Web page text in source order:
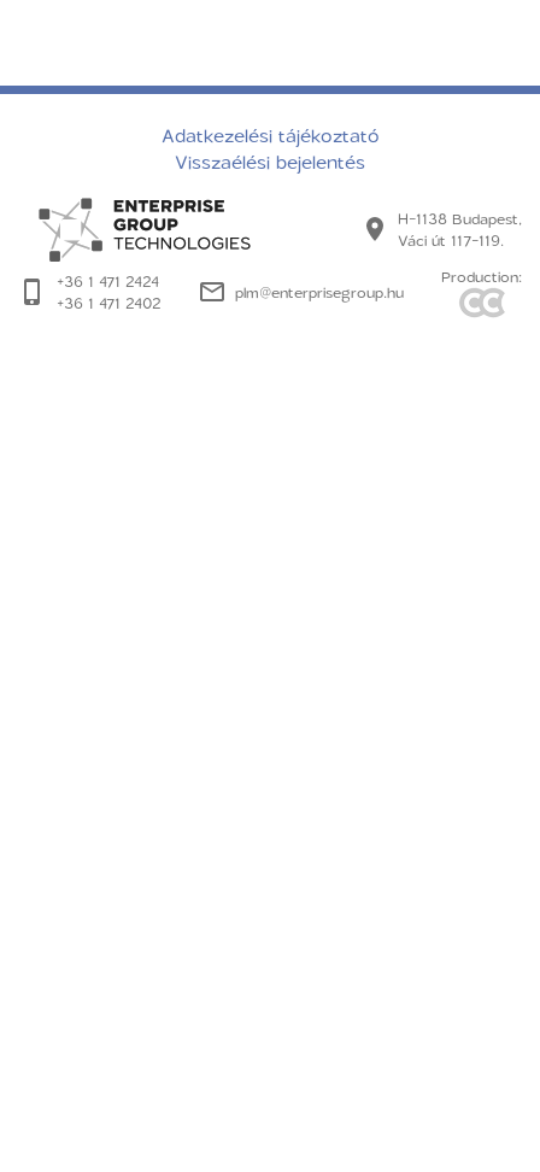
Adatkezelési tájékoztató
Visszaélési bejelentés
H-1138 Budapest,
Váci út 117-119.
+36 1 471 2424
+36 1 471 2402
plm@enterprisegroup.hu
Production: